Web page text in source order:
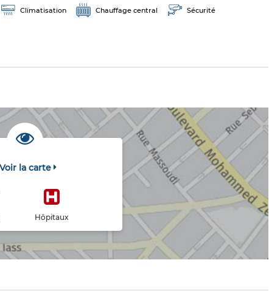
Climatisation Chauffage central Sécurité
Voir la carte
Hôpitaux